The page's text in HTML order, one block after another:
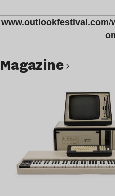
www.outlookfestival.com/
magazine